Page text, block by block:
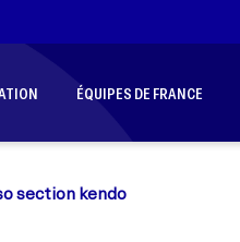
ÉQUIPES DE FRANCE
section kendo